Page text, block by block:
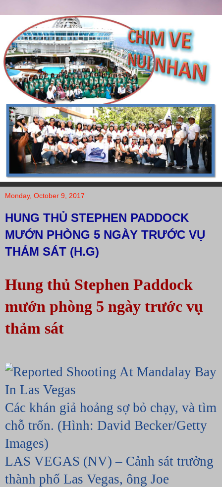
Monday, October 9, 2017
HUNG THỦ STEPHEN PADDOCK
MƯỚN PHÒNG 5 NGÀY TRƯỚC VỤ
THẢM SÁT (H.G)
Hung thủ Stephen Paddock
mướn phòng 5 ngày trước vụ
thảm sát
Các khán giả hoảng sợ bỏ chạy, và tìm
chỗ trốn. (Hình: David Becker/Getty
Images)
LAS VEGAS (NV) – Cảnh sát trưởng
thành phố Las Vegas, ông Joe